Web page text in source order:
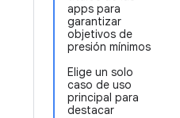
apps para
garantizar
objetivos de
presión mínimos
Elige un solo
caso de uso
principal para
destacar